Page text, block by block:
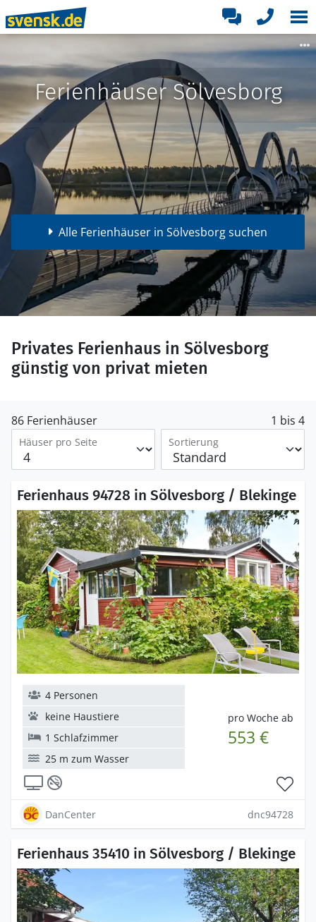
Ferienhäuser Sölvesborg
Alle Ferienhäuser in Sölvesborg suchen
Privates Ferienhaus in Sölvesborg
günstig von privat mieten
86 Ferienhäuser 1 bis 4
Häuser pro Seite Sortierung
Ferienhaus 94728 in Sölvesborg / Blekinge
pro Woche ab
553 €
4 Personen
keine Haustiere
1 Schlafzimmer
25 m zum Wasser
DanCenter dnc94728
Ferienhaus 35410 in Sölvesborg / Blekinge